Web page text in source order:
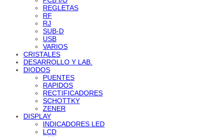
REGLETAS
RF
RJ
SUB-D
USB
VARIOS
CRISTALES
DESARROLLO Y LAB.
DIODOS
PUENTES
RAPIDOS
RECTIFICADORES
SCHOTTKY
ZENER
DISPLAY
INDICADORES LED
LCD